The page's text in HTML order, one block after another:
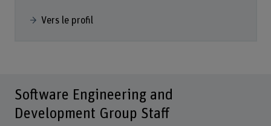
Vers le profil
Software Engineering and
Development Group Staff